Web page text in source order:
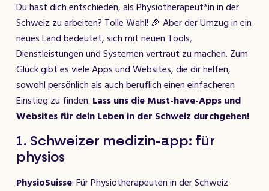
Du hast dich entschieden, als Physiotherapeut*in in der
Schweiz zu arbeiten? Tolle Wahl! 🎉 Aber der Umzug in ein
neues Land bedeutet, sich mit neuen Tools,
Dienstleistungen und Systemen vertraut zu machen. Zum
Glück gibt es viele Apps und Websites, die dir helfen,
sowohl persönlich als auch beruflich einen einfacheren
Einstieg zu finden. Lass uns die Must-have-Apps und
Websites für dein Leben in der Schweiz durchgehen!
1. Schweizer medizin-app: für
physios
PhysioSuisse: Für Physiotherapeuten in der Schweiz